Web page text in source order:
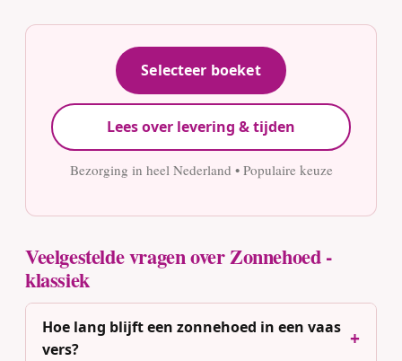
Selecteer boeket
Lees over levering & tijden
Bezorging in heel Nederland • Populaire keuze
Veelgestelde vragen over Zonnehoed -
klassiek
Hoe lang blijft een zonnehoed in een vaas
vers?